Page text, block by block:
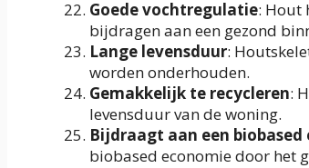
Goede vochtregulatie: Hout
bijdragen aan een gezond
Lange levensduur:
worden onderhouden.
Gemakkelijk te recycleren:
levensduur van de woning.
Bijdraagt aan een biobased
biobased economie door het